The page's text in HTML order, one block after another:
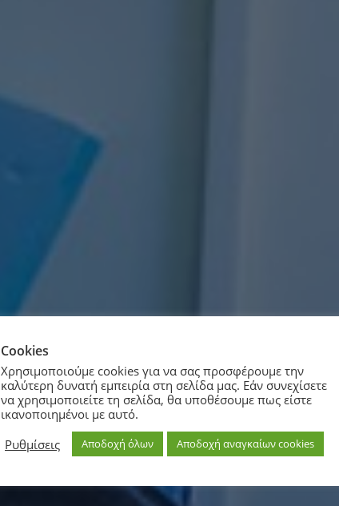
Cookies
Χρησιμοποιούμε cookies για να σας προσφέρουμε την
καλύτερη δυνατή εμπειρία στη σελίδα μας. Εάν συνεχίσετε
να χρησιμοποιείτε τη σελίδα, θα υποθέσουμε πως είστε
ικανοποιημένοι με αυτό.
Ρυθμίσεις
Αποδοχή όλων Αποδοχή αναγκαίων cookies